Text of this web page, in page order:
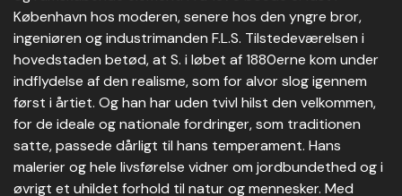
København hos moderen, senere hos den yngre bror,
ingeniøren og industrimanden F.L.S. Tilstedeværelsen i
hovedstaden betød, at S. i løbet af 1880erne kom under
indflydelse af den realisme, som for alvor slog igennem
først i årtiet. Og han har uden tvivl hilst den velkommen,
for de ideale og nationale fordringer, som traditionen
satte, passede dårligt til hans temperament. Hans
malerier og hele livsførelse vidner om jordbundethed og i
øvrigt et uhildet forhold til natur og mennesker. Med